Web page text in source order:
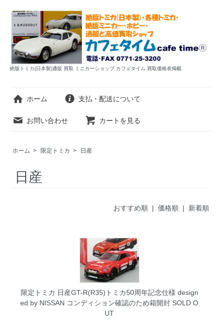
絶版トミカ(日本製)通販 買取 ミニカーショップ カフェタイム 買取価格表掲載
ホーム 支払・配送について
お問い合わせ カートを見る
ホーム > 限定トミカ > 日産
日産
おすすめ順| 価格順| 新着順
限定トミカ 日産GT-R(R35)トミカ50周年記念仕様 design
ed by NISSAN コンディション確認のため箱開封 SOLD O
UT